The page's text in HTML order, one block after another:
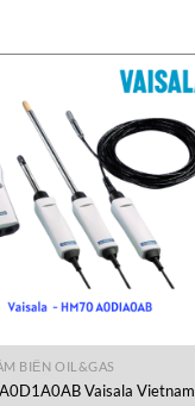
BIẾN OIL&GAS
Vaisala Vietnam